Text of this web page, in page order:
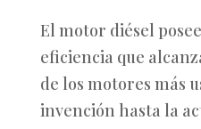
El motor diésel
eficiencia que
de los motores más
invención hasta la